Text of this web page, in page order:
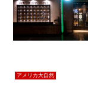
アメリカ大自然